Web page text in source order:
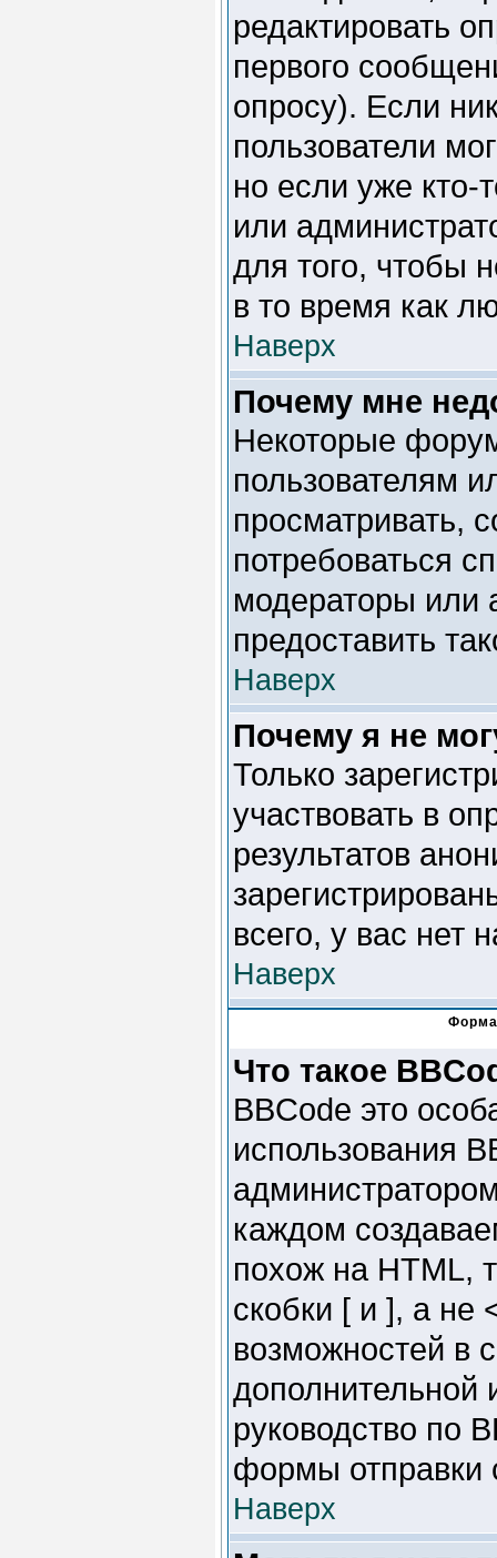
редактировать
первого
опросу). Если
пользователи
но если уже кто-
или
для того, чтобы
в то время как
Наверх
Почему мне
Некоторые
пользователям
просматривать,
потребоваться
модераторы или
предоставить
Наверх
Почему я не
Только
участвовать в
результатов
всего, у вас нет
Наверх
Что такое
BBCode это
использования
каждом
похож на HTML,
скобки [ и ], а не
возможностей в
дополнительной
руководство по
формы отправки
Наверх